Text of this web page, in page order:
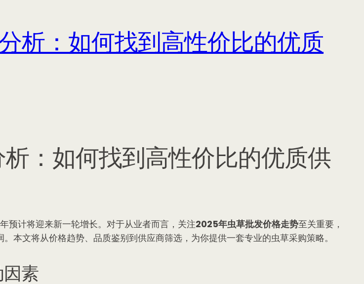
析：如何找到高性价比的优质
：如何找到高性价比的优质供
预计将迎来新一轮增长。对于从业者而言，关注2025年虫草批发价格走势至关重要，
本文将从价格趋势、品质鉴别到供应商筛选，为你提供一套专业的虫草采购策略。
素